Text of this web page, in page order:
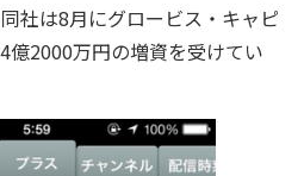
社は8月にグロービス・キャピ
億2000万円の増資を受けてい